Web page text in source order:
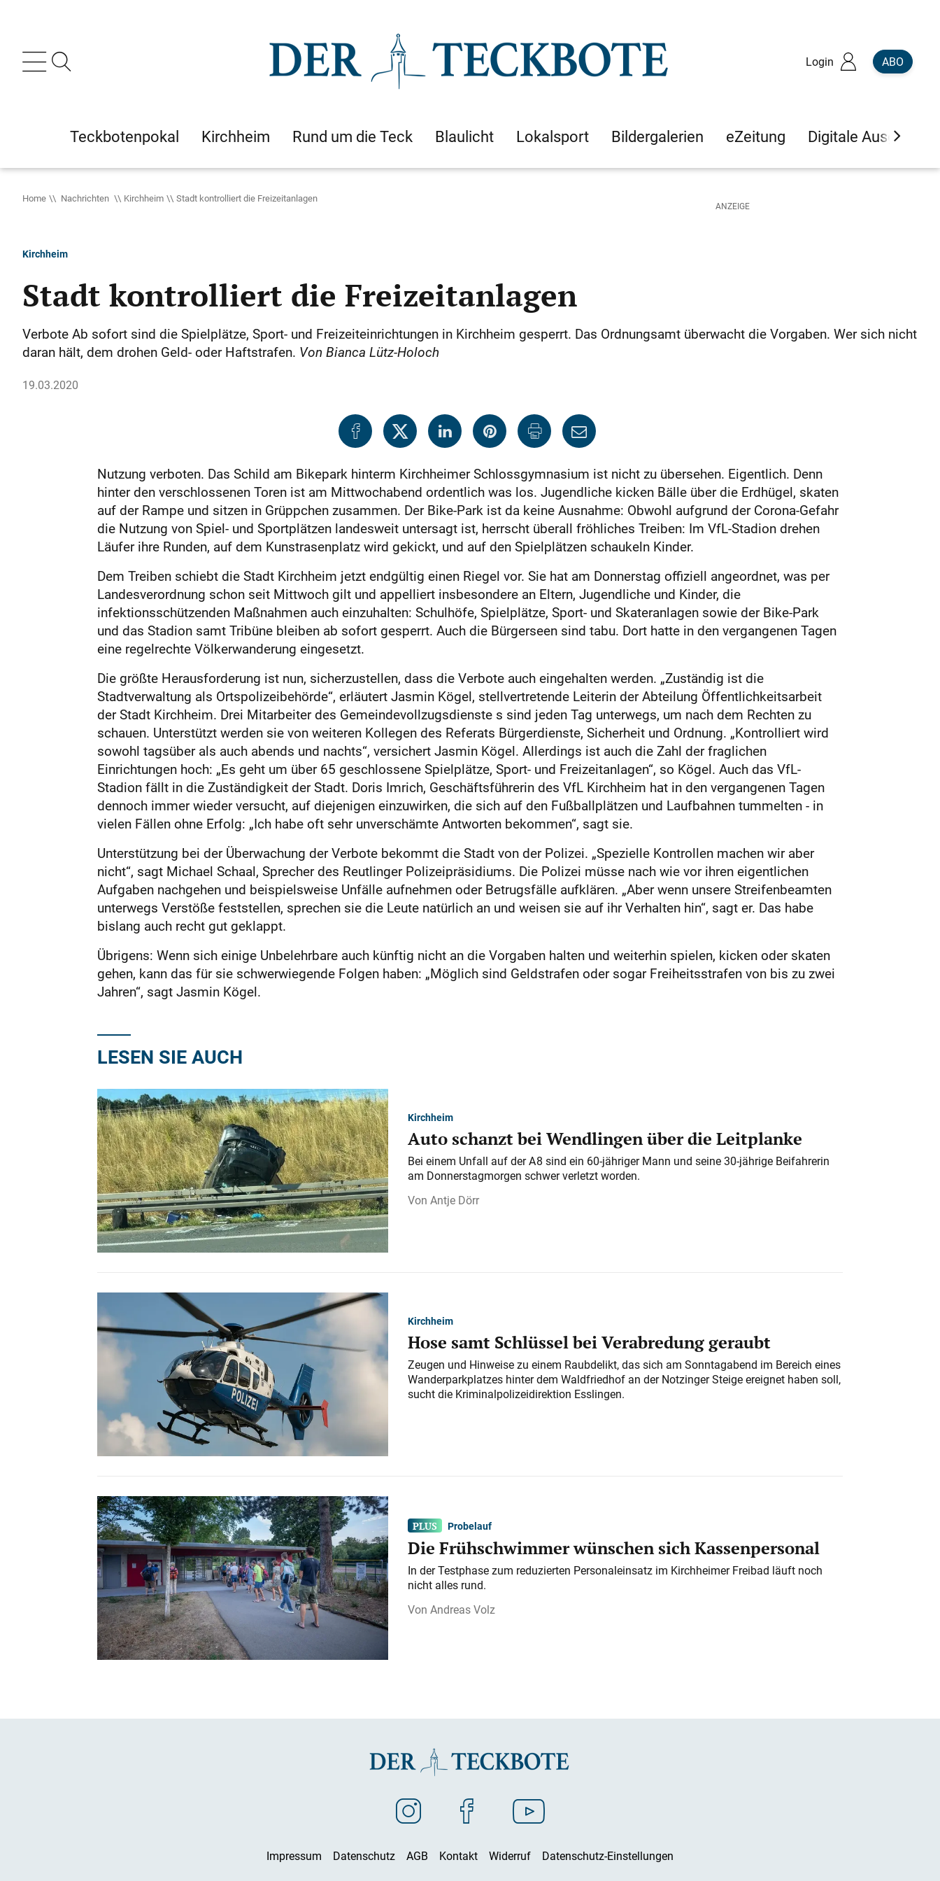
Login ABO
Teckbotenpokal Kirchheim Rund um die Teck Blaulicht Lokalsport Bildergalerien eZeitung Digitale Ausgaben
Home Nachrichten Kirchheim Stadt kontrolliert die Freizeitanlagen
Kirchheim
Stadt kontrolliert die Freizeitanlagen
Verbote Ab sofort sind die Spielplätze, Sport- und Freizeiteinrichtungen in Kirchheim gesperrt. Das Ordnungsamt überwacht die Vorgaben. Wer sich nicht
daran hält, dem drohen Geld- oder Haftstrafen. Von Bianca Lütz-Holoch
19.03.2020
Nutzung verboten. Das Schild am Bikepark hinterm Kirchheimer Schlossgymnasium ist nicht zu übersehen. Eigentlich. Denn
hinter den verschlossenen Toren ist am Mittwochabend ordentlich was los. Jugendliche kicken Bälle über die Erdhügel, skaten
auf der Rampe und sitzen in Grüppchen zusammen. Der Bike-Park ist da keine Ausnahme: Obwohl aufgrund der Corona-Gefahr
die Nutzung von Spiel- und Sportplätzen landesweit untersagt ist, herrscht überall fröhliches Treiben: Im VfL-Stadion drehen
Läufer ihre Runden, auf dem Kunstrasenplatz wird gekickt, und auf den Spielplätzen schaukeln Kinder.
Dem Treiben schiebt die Stadt Kirchheim jetzt endgültig einen Riegel vor. Sie hat am Donnerstag offiziell angeordnet, was per
Landesverordnung schon seit Mittwoch gilt und appelliert insbesondere an Eltern, Jugendliche und Kinder, die
infektionsschützenden Maßnahmen auch einzuhalten: Schulhöfe, Spielplätze, Sport- und Skateranlagen sowie der Bike-Park
und das Stadion samt Tribüne bleiben ab sofort gesperrt. Auch die Bürgerseen sind tabu. Dort hatte in den vergangenen Tagen
eine regelrechte Völkerwanderung eingesetzt.
Die größte Herausforderung ist nun, sicherzustellen, dass die Verbote auch eingehalten werden. „Zuständig ist die
Stadtverwaltung als Ortspolizeibehörde“, erläutert Jasmin Kögel, stellvertretende Leiterin der Abteilung Öffentlichkeitsarbeit
der Stadt Kirchheim. Drei Mitarbeiter des Gemeindevollzugsdienste s sind jeden Tag unterwegs, um nach dem Rechten zu
schauen. Unterstützt werden sie von weiteren Kollegen des Referats Bürgerdienste, Sicherheit und Ordnung. „Kontrolliert wird
sowohl tagsüber als auch abends und nachts“, versichert Jasmin Kögel. Allerdings ist auch die Zahl der fraglichen
Einrichtungen hoch: „Es geht um über 65 geschlossene Spielplätze, Sport- und Freizeitanlagen“, so Kögel. Auch das VfL-
Stadion fällt in die Zuständigkeit der Stadt. Doris Imrich, Geschäftsführerin des VfL Kirchheim hat in den vergangenen Tagen
dennoch immer wieder versucht, auf diejenigen einzuwirken, die sich auf den Fußballplätzen und Laufbahnen tummelten - in
vielen Fällen ohne Erfolg: „Ich habe oft sehr unverschämte Antworten bekommen“, sagt sie.
Unterstützung bei der Überwachung der Verbote bekommt die Stadt von der Polizei. „Spezielle Kontrollen machen wir aber
nicht“, sagt Michael Schaal, Sprecher des Reutlinger Polizeipräsidiums. Die Polizei müsse nach wie vor ihren eigentlichen
Aufgaben nachgehen und beispielsweise Unfälle aufnehmen oder Betrugsfälle aufklären. „Aber wenn unsere Streifenbeamten
unterwegs Verstöße feststellen, sprechen sie die Leute natürlich an und weisen sie auf ihr Verhalten hin“, sagt er. Das habe
bislang auch recht gut geklappt.
Übrigens: Wenn sich einige Unbelehrbare auch künftig nicht an die Vorgaben halten und weiterhin spielen, kicken oder skaten
gehen, kann das für sie schwerwiegende Folgen haben: „Möglich sind Geldstrafen oder sogar Freiheitsstrafen von bis zu zwei
Jahren“, sagt Jasmin Kögel.
LESEN SIE AUCH
Kirchheim
Auto schanzt bei Wendlingen über die Leitplanke
Bei einem Unfall auf der A 8 sind ein 60-jähriger Mann und seine 30-jährige Beifahrerin
am Donnerstagmorgen schwer verletzt worden.
Antje Dörr
Kirchheim
Hose samt Schlüssel bei Verabredung geraubt
Zeugen und Hinweise zu einem Raubdelikt, das sich am Sonntagabend im Bereich eines
Wanderparkplatzes hinter dem Waldfriedhof an der Notzinger Steige ereignet haben soll,
sucht die Kriminalpolizeidirektion Esslingen.
Probelauf
Die Frühschwimmer wünschen sich Kassenpersonal
In der Testphase zum reduzierten Personaleinsatz im Kirchheimer Freibad läuft noch
nicht alles rund.
Andreas Volz
Impressum Datenschutz AGB Kontakt Widerruf Datenschutz-Einstellungen